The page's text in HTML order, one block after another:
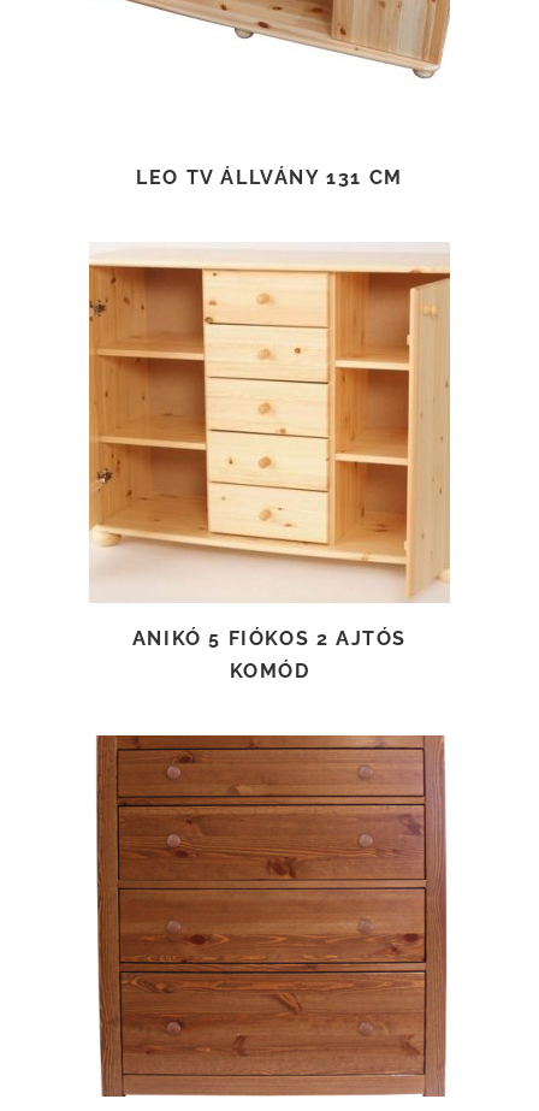
LEO TV ÁLLVÁNY 131 CM
TOVÁBB OLVASOM
ANIKÓ 5 FIÓKOS 2 AJTÓS
KOMÓD